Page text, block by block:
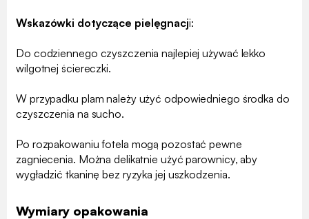
Wskazówki dotyczące pielęgnacji:
Do codziennego czyszczenia najlepiej używać lekko
wilgotnej ściereczki.
W przypadku plam należy użyć odpowiedniego środka do
czyszczenia na sucho.
Po rozpakowaniu fotela mogą pozostać pewne
zagniecenia. Można delikatnie użyć parownicy, aby
wygładzić tkaninę bez ryzyka jej uszkodzenia.
Wymiary opakowania